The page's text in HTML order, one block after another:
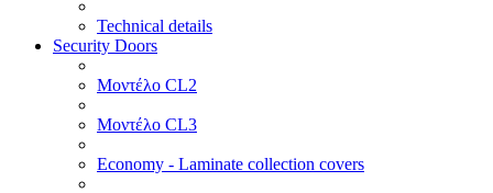
Technical details
Security Doors
Μοντέλο CL2
Μοντέλο CL3
Economy - Laminate collection covers